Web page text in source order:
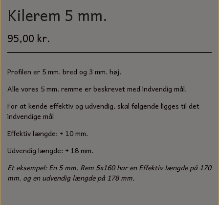
FORANKRING
DYBEL
TECUMSEH
OLIE TIL SMÅMOTORER & HAVEMASKINER
TÆNDRØR
SPÆNDEBÅND
UNIVERSAL KABLER OG TILBEHØR
SMERGELLÆRRED
STIKSAV KLINGER
BATTERILADEAPPARAT
ARBEJDSLYS
MEJSLER
Kilerem 5 mm.
95,00 kr.
Profilen er 5 mm. bred og 3 mm. høj.
Alle vores 5 mm. remme er beskrevet med indvendig mål.
For at kende effektiv og udvendig, skal følgende ligges til det
indvendige mål
Effektiv længde: + 10 mm.
Udvendig længde: + 18 mm.
Et eksempel: En 5 mm. Rem 5x160 har en Effektiv længde på 170
mm. og en udvendig længde på 178 mm.